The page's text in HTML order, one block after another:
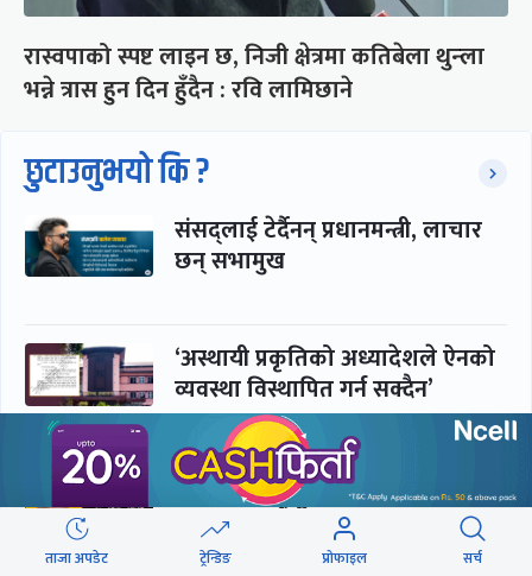
रास्वपाको स्पष्ट लाइन छ, निजी क्षेत्रमा कतिबेला थुन्ला
भन्ने त्रास हुन दिन हुँदैन : रवि लामिछाने
छुटाउनुभयो कि ?
संसद्लाई टेर्दैनन् प्रधानमन्त्री, लाचार
छन् सभामुख
‘अस्थायी प्रकृतिको अध्यादेशले ऐनको
व्यवस्था विस्थापित गर्न सक्दैन’
सरकार-प्रसाईं लुकामारी : छिनमै
पक्राउ, तुरुन्तै रिहा
ताजा अपडेट ट्रेन्डिङ प्रोफाइल सर्च